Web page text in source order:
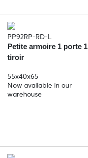
PP92RP-RD-L
Petite armoire 1 porte 1
tiroir
55x40x65
Now available in our
warehouse